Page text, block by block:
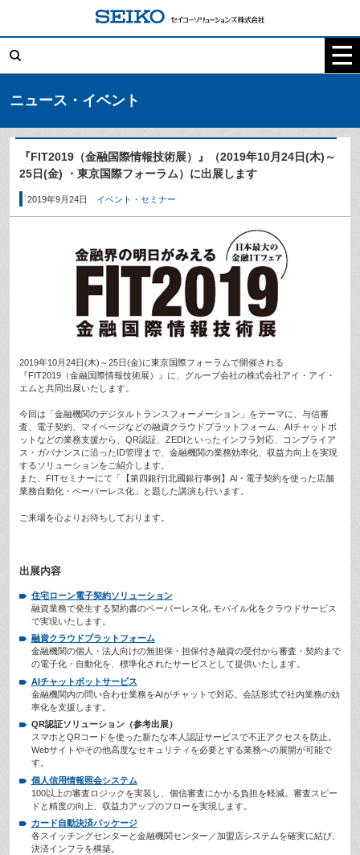
索:
ニュース・イベント
『FIT2019（金融国際情報技術展）』（2019年10月24日(木)～
25日(金) ・東京国際フォーラム）に出展します
2019年9月24日 イベント・セミナー
2019年10月24日(木)～25日(金)に東京国際フォーラムで開催される
『FIT2019（金融国際情報技術展）』に、グループ会社の株式会社アイ・アイ・
エムと共同出展いたします。
今回は「金融機関のデジタルトランスフォーメーション」をテーマに、与信審
査、電子契約、マイページなどの融資クラウドプラットフォーム、AIチャットボ
ットなどの業務支援から、QR認証、ZEDIといったインフラ対応、コンプライア
ス・ガバナンスに沿ったID管理まで、金融機関の業務効率化、収益力向上を実現
するソリューションをご紹介します。
また、FITセミナーにて「【第四銀行|北國銀行事例】Al・電子契約を使った店舗
業務自動化・ペーパーレス化」と題した講演も行います。
ご来場を心よりお待ちしております。
出展内容
住宅ローン電子契約ソリューション
融資業務で発生する契約書のペーパーレス化､モバイル化をクラウドサービス
で実現いたします。
融資クラウドプラットフォーム
金融機関の個人・法人向けの無担保・担保付き融資の受付から審査・契約まで
の電子化・自動化を、標準化されたサービスとして提供いたします。
AIチャットボットサービス
金融機関内の問い合わせ業務をAIがチャットで対応。会話形式で社内業務の効
率化を支援します。
QR認証ソリューション（参考出展）
スマホとQRコードを使った新たな本人認証サービスで不正アクセスを防止。
Webサイトやその他高度なセキュリティを必要とする業務への展開が可能で
す。
個人信用情報照会システム
100以上の審査ロジックを実装し、個信審査にかかる負担を軽減。審査スピー
ドと精度の向上、収益力アップのフローを実現します。
カード自動決済パッケージ
各スイッチングセンターと金融機関センター／加盟店システムを確実に結び、
決済インフラを構築。